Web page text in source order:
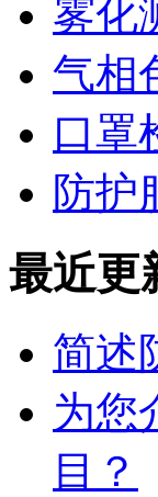
雾化
气相
口罩
防护
最近更
简述
为您
目？